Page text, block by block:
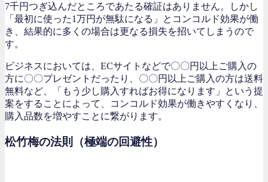
7千円つぎ込んだところであたる確証はありません。しかし
「最初に使った1万円が無駄になる」とコンコルド効果が働
き、結果的に多くの場合は更なる損失を招いてしまうので
す。
ビジネスにおいては、ECサイトなどで〇〇円以上ご購入の
方に〇〇プレゼントだったり、〇〇円以上ご購入の方は送料
無料など、「もう少し購入すればお得になります」という提
案をすることによって、コンコルド効果が働きやすくなり、
購入品数を増やすことに繋がります。
松竹梅の法則（極端の回避性）